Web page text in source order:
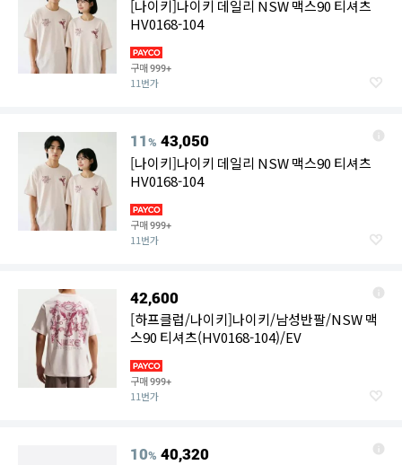
[나이키]나이키 데일리 NSW 맥스90 티셔츠
HV0168-104
구매999+
11번가
11% 43,050
[나이키]나이키 데일리 NSW 맥스90 티셔츠
HV0168-104
구매999+
11번가
42,600
[하프클럽/나이키]나이키/남성반팔/NSW 맥
스90 티셔츠(HV0168-104)/EV
구매999+
11번가
10% 40,320